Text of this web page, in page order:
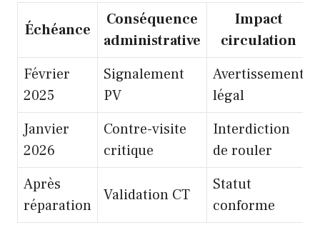
Échéance
Conséquence
administrative
Impact
circulation
Février
2025
Signalement
PV
Avertissement
légal
Janvier
2026
Contre-visite
critique
Interdiction
de rouler
Après
réparation
Validation CT
Statut
conforme